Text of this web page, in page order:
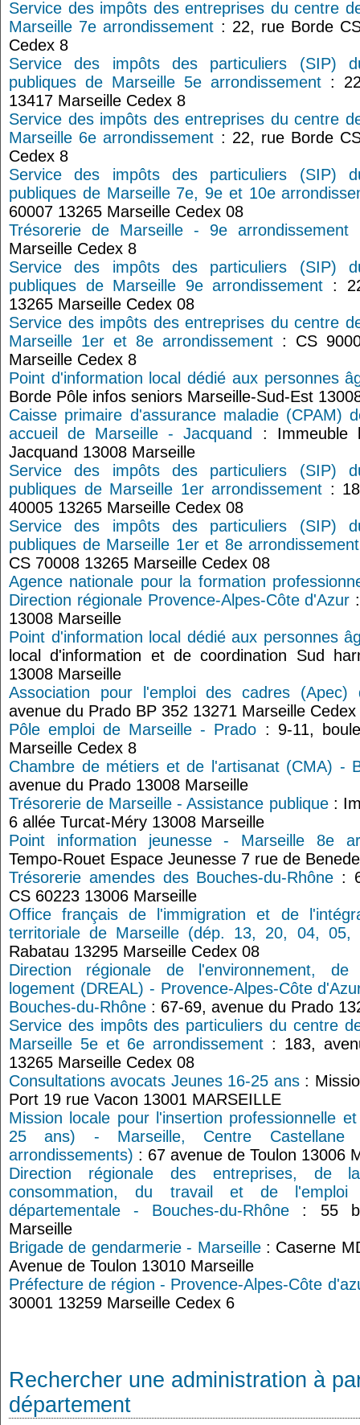
Service des impôts des entreprises du centre
Marseille 7e arrondissement : 22, rue Borde
Cedex 8
Service des impôts des particuliers (SIP)
publiques de Marseille 5e arrondissement :
13417 Marseille Cedex 8
Service des impôts des entreprises du centre
Marseille 6e arrondissement : 22, rue Borde
Cedex 8
Service des impôts des particuliers (SIP)
publiques de Marseille 7e, 9e et 10e
60007 13265 Marseille Cedex 08
Trésorerie de Marseille - 9e arrondissement
Marseille Cedex 8
Service des impôts des particuliers (SIP)
publiques de Marseille 9e arrondissement :
13265 Marseille Cedex 08
Service des impôts des entreprises du centre
Marseille 1er et 8e arrondissement : CS
Marseille Cedex 8
Point d'information local dédié aux personnes
Borde Pôle infos seniors Marseille-Sud-Est
Caisse primaire d'assurance maladie (CPAM)
accueil de Marseille - Jacquand
: Immeuble
Jacquand 13008 Marseille
Service des impôts des particuliers (SIP)
publiques de Marseille 1er arrondissement :
40005 13265 Marseille Cedex 08
Service des impôts des particuliers (SIP)
publiques de Marseille 1er et 8e arrondissement
CS 70008 13265 Marseille Cedex 08
Agence nationale pour la formation
Direction régionale Provence-Alpes-Côte d'Azur
13008 Marseille
Point d'information local dédié aux personnes
local d'information et de coordination Sud
13008 Marseille
Association pour l'emploi des cadres (Apec)
avenue du Prado BP 352 13271 Marseille Cedex
Pôle emploi de Marseille - Prado : 9-11,
Marseille Cedex 8
Chambre de métiers et de l'artisanat (CMA) -
avenue du Prado 13008 Marseille
Trésorerie de Marseille - Assistance publique:
6 allée Turcat-Méry 13008 Marseille
Point information jeunesse - Marseille 8e
Tempo-Rouet Espace Jeunesse 7 rue de
Trésorerie amendes des Bouches-du-Rhône :
CS 60223 13006 Marseille
Office français de l'immigration et de
territoriale de Marseille (dép. 13, 20, 04, 05,
Rabatau 13295 Marseille Cedex 08
Direction régionale de l'environnement,
logement (DREAL) - Provence-Alpes-Côte
Bouches-du-Rhône : 67-69, avenue du Prado
Service des impôts des particuliers du centre
Marseille 5e et 6e arrondissement : 183,
13265 Marseille Cedex 08
Consultations avocats Jeunes 16-25 ans:
Port 19 rue Vacon 13001 MARSEILLE
Mission locale pour l'insertion professionnelle
25 ans) - Marseille, Centre
arrondissements) : 67 avenue de Toulon 13006
Direction régionale des entreprises, de
consommation, du travail et de l'emploi
départementale - Bouches-du-Rhône : 55
Marseille
Brigade de gendarmerie - Marseille: Caserne
Avenue de Toulon 13010 Marseille
Préfecture de région - Provence-Alpes-Côte
30001 13259 Marseille Cedex 6
Rechercher une administration à
département